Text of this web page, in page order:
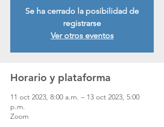
Se ha cerrado la posibilidad de
registrarse
Ver otros eventos
Horario y plataforma
11 oct 2023, 8:00 a.m. – 13 oct 2023, 5:00
p.m.
Zoom